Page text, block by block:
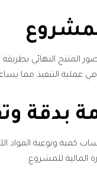
المنتج النهائي
التنفيذ مما
كمية ونوعية
المالية للمشروع.